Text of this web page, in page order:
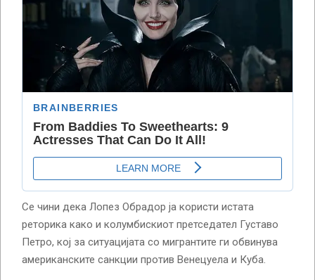
Се чини дека Лопез Обрадор ја користи истата
реторика како и колумбискиот претседател Густаво
Петро, ​​кој за ситуацијата со мигрантите ги обвинува
американските санкции против Венецуела и Куба.